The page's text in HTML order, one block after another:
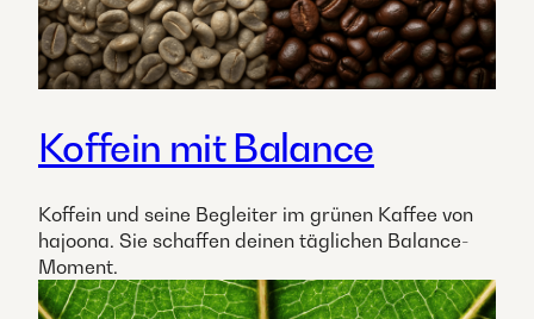
Koffein mit Balance
Koffein und seine Begleiter im grünen Kaffee von
hajoona. Sie schaffen deinen täglichen Balance-
Moment.